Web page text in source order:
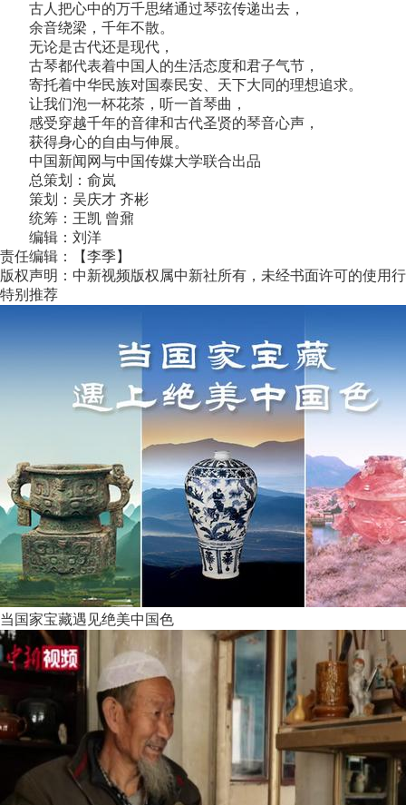
古人把心中的万千思绪通过琴弦传递出去，
余音绕梁，千年不散。
无论是古代还是现代，
古琴都代表着中国人的生活态度和君子气节，
寄托着中华民族对国泰民安、天下大同的理想追求。
让我们泡一杯花茶，听一首琴曲，
感受穿越千年的音律和古代圣贤的琴音心声，
获得身心的自由与伸展。
中国新闻网与中国传媒大学联合出品
总策划：俞岚
策划：吴庆才 齐彬
统筹：王凯 曾鼐
编辑：刘洋
责任编辑：【李季】
版权声明：中新视频版权属中新社所有，未经书面许可的使用
特别推荐
当国家宝藏遇见绝美中国色